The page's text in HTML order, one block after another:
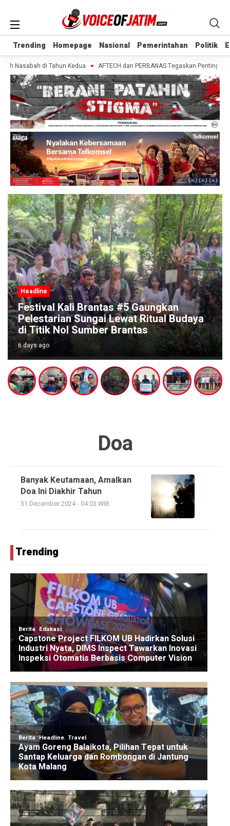
Trending Homepage Nasional Pemerintahan Politik
Trending Homepage Nasional Pemerintahan Politik
Nasabah di Tahun Kedua AFTECH dan PERBANAS Tegaskan Pentingnya
Headline
Festival Kali Brantas #5 Gaungkan
Pelestarian Sungai Lewat Ritual Budaya
di Titik Nol Sumber Brantas
6 days ago
Doa
Banyak Keutamaan, Amalkan
Doa Ini Diakhir Tahun
31 December 2024 - 04:03 WIB
Trending